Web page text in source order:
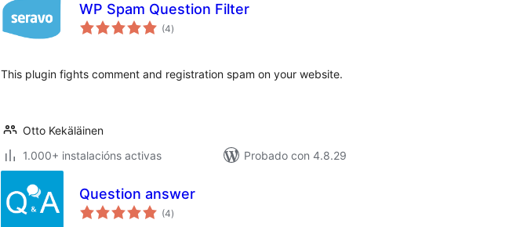
WP Spam Question Filter
(4valoracións
totais
)
This plugin fights comment and registration spam on your website.
Otto Kekäläinen
1.000+ instalacións activas
Probado con 4.8.29
Question answer
(4valoracións
totais
)